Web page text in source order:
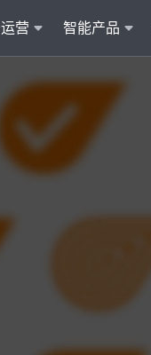
营 智能产品
客户服务